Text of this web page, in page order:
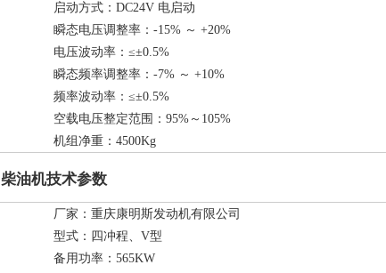
启动方式：DC24V 电启动
瞬态电压调整率：-15% ～ +20%
电压波动率：≤±0.5%
瞬态频率调整率：-7% ～ +10%
频率波动率：≤±0.5%
空载电压整定范围：95%～105%
机组净重：4500Kg
柴油机技术参数
厂家：重庆康明斯发动机有限公司
型式：四冲程、V型
备用功率：565KW